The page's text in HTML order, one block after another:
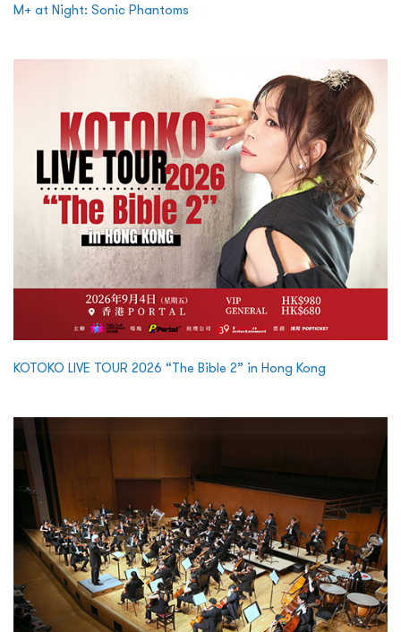
M+ at Night: Sonic Phantoms
KOTOKO LIVE TOUR 2026 “The Bible 2” in Hong Kong